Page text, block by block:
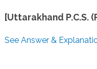
[Uttarakhand P.C.S.
See Answer &